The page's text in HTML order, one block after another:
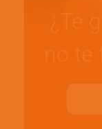
¿Te
no te